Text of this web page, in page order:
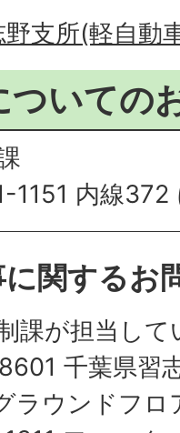
支所(軽自動
ついての
1151 内線372
関するお
課が担当して
千葉県習
ラウンドフロ